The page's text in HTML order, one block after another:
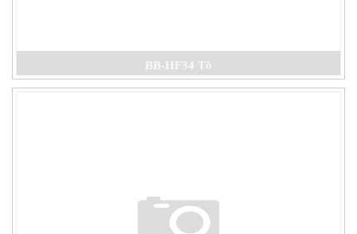
BB-HF34 Tô